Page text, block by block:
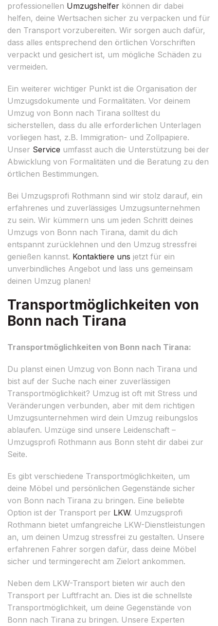
professionellen Umzugshelfer können dir dabei
helfen, deine Wertsachen sicher zu verpacken und für
den Transport vorzubereiten. Wir sorgen auch dafür,
dass alles entsprechend den örtlichen Vorschriften
verpackt und gesichert ist, um mögliche Schäden zu
vermeiden.
Ein weiterer wichtiger Punkt ist die Organisation der
Umzugsdokumente und Formalitäten. Vor deinem
Umzug von Bonn nach Tirana solltest du
sicherstellen, dass du alle erforderlichen Unterlagen
vorliegen hast, z.B. Immigration- und Zollpapiere.
Unser Service umfasst auch die Unterstützung bei der
Abwicklung von Formalitäten und die Beratung zu den
örtlichen Bestimmungen.
Bei Umzugsprofi Rothmann sind wir stolz darauf, ein
erfahrenes und zuverlässiges Umzugsunternehmen
zu sein. Wir kümmern uns um jeden Schritt deines
Umzugs von Bonn nach Tirana, damit du dich
entspannt zurücklehnen und den Umzug stressfrei
genießen kannst. Kontaktiere uns jetzt für ein
unverbindliches Angebot und lass uns gemeinsam
deinen Umzug planen!
Transportmöglichkeiten von
Bonn nach Tirana
Transportmöglichkeiten von Bonn nach Tirana:
Du planst einen Umzug von Bonn nach Tirana und
bist auf der Suche nach einer zuverlässigen
Transportmöglichkeit? Umzug ist oft mit Stress und
Veränderungen verbunden, aber mit dem richtigen
Umzugsunternehmen wird dein Umzug reibungslos
ablaufen. Umzüge sind unsere Leidenschaft –
Umzugsprofi Rothmann aus Bonn steht dir dabei zur
Seite.
Es gibt verschiedene Transportmöglichkeiten, um
deine Möbel und persönlichen Gegenstände sicher
von Bonn nach Tirana zu bringen. Eine beliebte
Option ist der Transport per LKW. Umzugsprofi
Rothmann bietet umfangreiche LKW-Dienstleistungen
an, um deinen Umzug stressfrei zu gestalten. Unsere
erfahrenen Fahrer sorgen dafür, dass deine Möbel
sicher und termingerecht am Zielort ankommen.
Neben dem LKW-Transport bieten wir auch den
Transport per Luftfracht an. Dies ist die schnellste
Transportmöglichkeit, um deine Gegenstände von
Bonn nach Tirana zu bringen. Unsere Experten